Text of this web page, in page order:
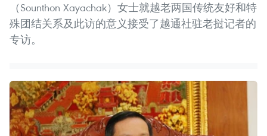
（Sounthon Xayachak）女士就越老两国传统友好和特
殊团结关系及此访的意义接受了越通社驻老挝记者的
专访。